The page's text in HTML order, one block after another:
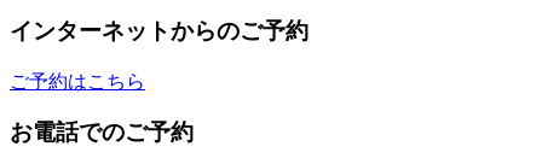
インターネットからのご予約
ご予約はこちら
お電話でのご予約